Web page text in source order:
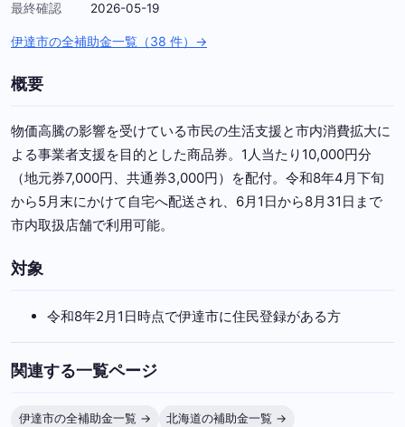
最終確認
2026-05-19
伊達市の全補助金一覧（38 件）→
概要
物価高騰の影響を受けている市民の生活支援と市内消費拡大に
よる事業者支援を目的とした商品券。1人当たり10,000円分
（地元券7,000円、共通券3,000円）を配付。令和8年4月下旬
から5月末にかけて自宅へ配送され、6月1日から8月31日まで
市内取扱店舗で利用可能。
対象
令和8年2月1日時点で伊達市に住民登録がある方
関連する一覧ページ
伊達市の全補助金一覧 →
北海道の補助金一覧 →